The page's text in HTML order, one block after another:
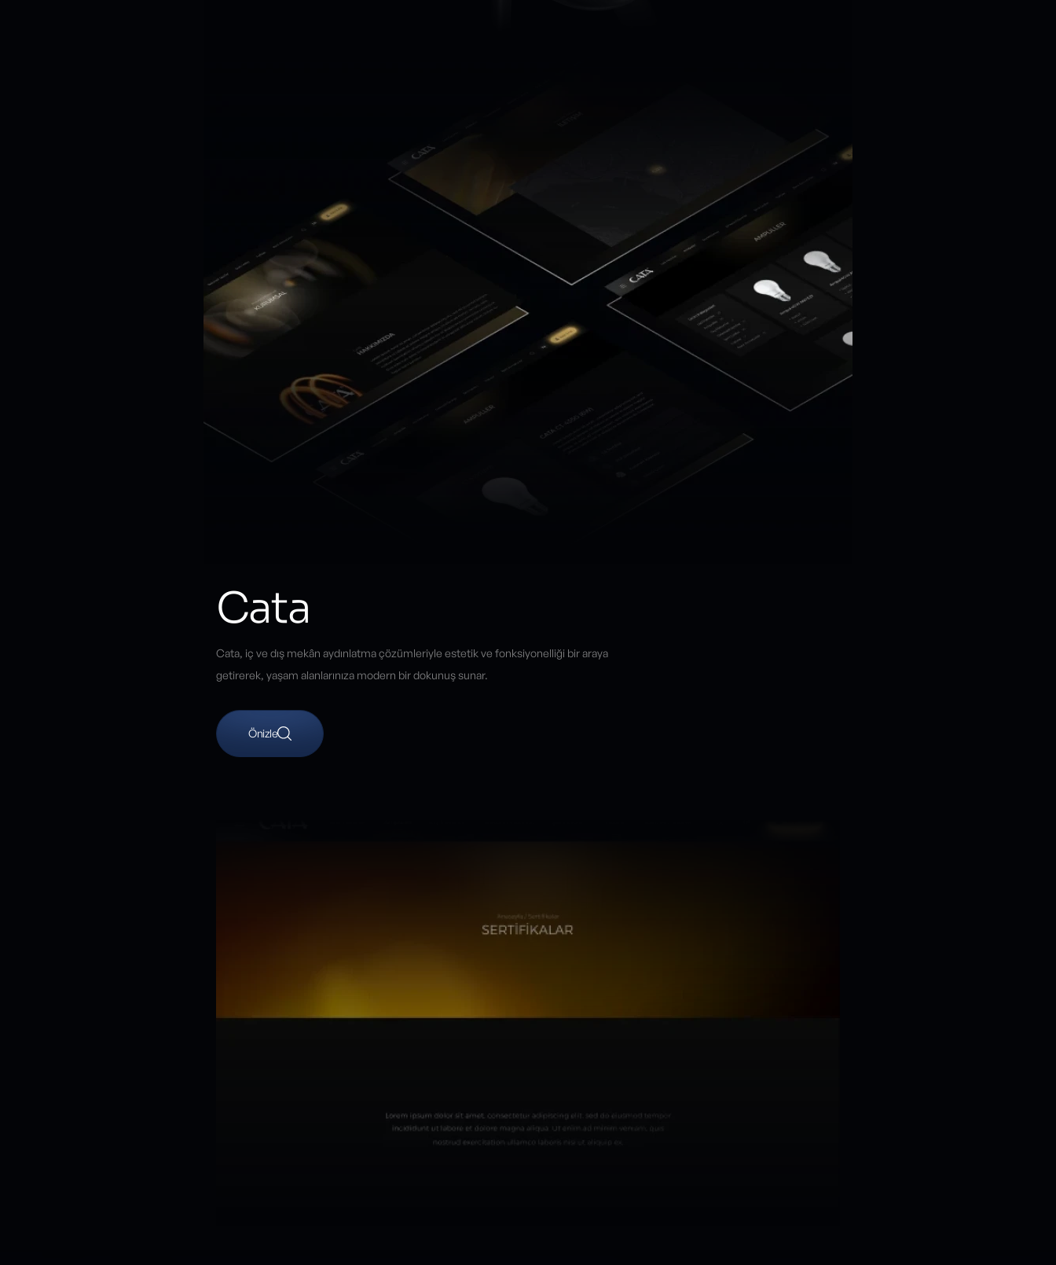
Cata
Cata, iç ve dış mekân aydınlatma çözümleriyle estetik ve fonksiyonelliği bir araya
getirerek, yaşam alanlarınıza modern bir dokunuş sunar.
Önizle